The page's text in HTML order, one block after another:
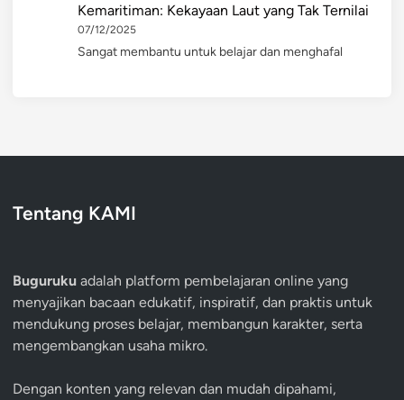
Kemaritiman: Kekayaan Laut yang Tak Ternilai
07/12/2025
Sangat membantu untuk belajar dan menghafal
Tentang KAMI
Buguruku adalah platform pembelajaran online yang
menyajikan bacaan edukatif, inspiratif, dan praktis untuk
mendukung proses belajar, membangun karakter, serta
mengembangkan usaha mikro.
Dengan konten yang relevan dan mudah dipahami,